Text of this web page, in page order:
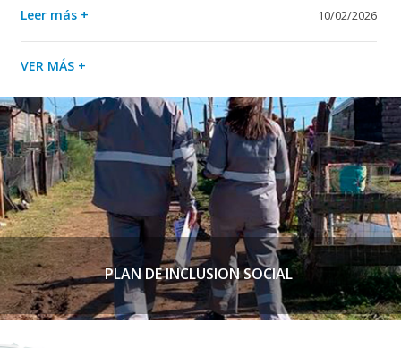
Leer más +
10/02/2026
VER MÁS +
PLAN DE INCLUSION SOCIAL